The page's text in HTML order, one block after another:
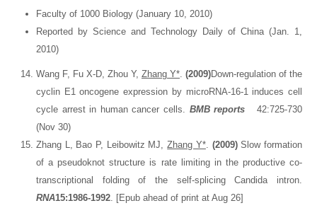
Faculty of 1000 Biology (January 10, 2010)
Reported by Science and Technology Daily of China (Jan. 1,
2010)
Wang F, Fu X-D, Zhou Y, Zhang Y*. (2009)Down-regulation of the
cyclin E1 oncogene expression by microRNA-16-1 induces cell
cycle arrest in human cancer cells. BMB reports 42:725-730
(Nov 30)
Zhang L, Bao P, Leibowitz MJ,Zhang Y*. (2009)Slow formation
of a pseudoknot structure is rate limiting in the productive co-
transcriptional folding of the self-splicing Candida intron.
RNA15:1986-1992. [Epub ahead of print at Aug 26]